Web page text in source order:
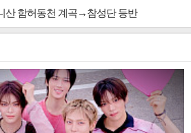
산 함허동천 계곡→참성단 등반